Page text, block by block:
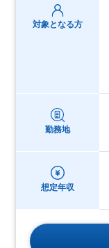
対象となる方
勤務地
想定年収